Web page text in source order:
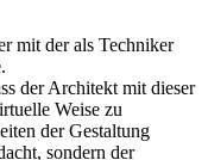
mit der als Techniker
der Architekt mit dieser
Weise zu
der Gestaltung
sondern der